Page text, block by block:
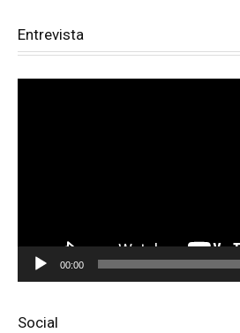
Entrevista
00:00
Social